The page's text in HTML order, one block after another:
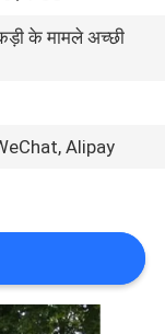
के मामले अच्छी
Alipay